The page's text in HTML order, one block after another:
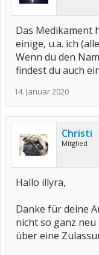
Das Medikament
einige, u.a. ich
Wenn du den
findest du auch
14. Januar 2020
Christi
Mitglied
Hallo illyra,
Danke für deine
nicht so ganz
über eine